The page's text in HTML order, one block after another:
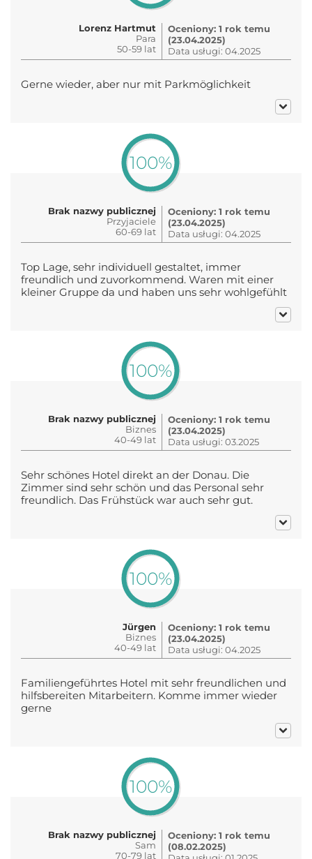
Lorenz Hartmut
Para
50-59 lat
Oceniony: 1 rok temu
(23.04.2025)
Data usługi: 04.2025
Gerne wieder, aber nur mit Parkmöglichkeit
100%
Brak nazwy publicznej
Przyjaciele
60-69 lat
Oceniony: 1 rok temu
(23.04.2025)
Data usługi: 04.2025
Top Lage, sehr individuell gestaltet, immer
freundlich und zuvorkommend. Waren mit einer
kleiner Gruppe da und haben uns sehr wohlgefühlt
100%
Brak nazwy publicznej
Biznes
40-49 lat
Oceniony: 1 rok temu
(23.04.2025)
Data usługi: 03.2025
Sehr schönes Hotel direkt an der Donau. Die
Zimmer sind sehr schön und das Personal sehr
freundlich. Das Frühstück war auch sehr gut.
100%
Jürgen
Biznes
40-49 lat
Oceniony: 1 rok temu
(23.04.2025)
Data usługi: 04.2025
Familiengeführtes Hotel mit sehr freundlichen und
hilfsbereiten Mitarbeitern. Komme immer wieder
gerne
100%
Brak nazwy publicznej
Sam
70-79 lat
Oceniony: 1 rok temu
(08.02.2025)